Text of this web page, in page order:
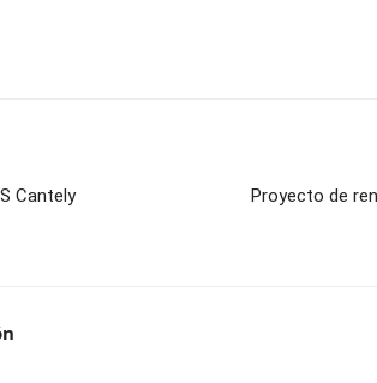
Cantely
Proyecto de